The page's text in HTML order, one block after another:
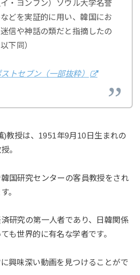
・ヨンフン）ソウル大学名誉
どを実証的に用い、韓国にお
信や神話の類だと指摘したの
下同）
トセブン（一部抜粋）
)教授は、1951年9月10日生まれの
。
国研究センターの客員教授をされ
。
研究の第一人者であり、日韓関係
も世界的に有名な学者です。
興味深い動画を見つけることがで